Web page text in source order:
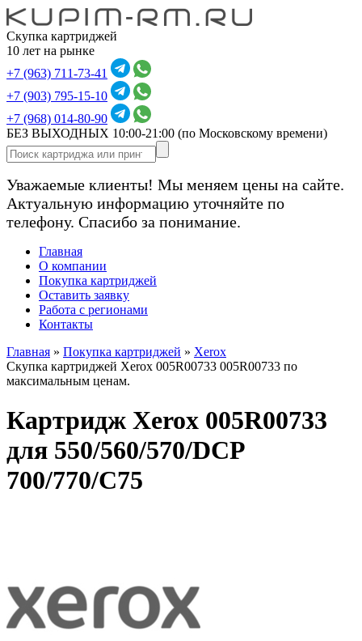
Скупка картриджей
10 лет на рынке
+7 (963) 711-73-41
+7 (903) 795-15-10
+7 (968) 014-80-90
БЕЗ ВЫХОДНЫХ 10:00-21:00 (по Московскому времени)
Уважаемые клиенты! Мы меняем цены на сайте.
Актуальную информацию уточняйте по
телефону. Спасибо за понимание.
Главная
О компании
Покупка картриджей
Оставить заявку
Работа с регионами
Контакты
Главная » Покупка картриджей » Xerox
Скупка картриджей Xerox 005R00733 005R00733 по
максимальным ценам.
Картридж Xerox 005R00733
для 550/560/570/DCP
700/770/C75